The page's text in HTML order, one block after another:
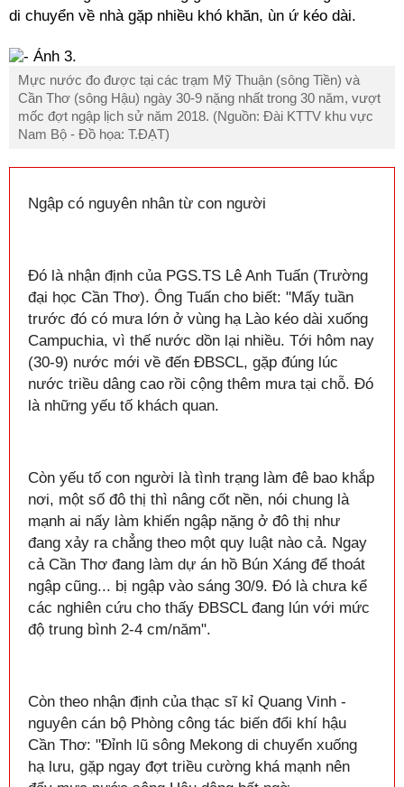
di chuyển về nhà gặp nhiều khó khăn, ùn ứ kéo dài.
Mực nước đo được tại các trạm Mỹ Thuận (sông Tiền) và
Cần Thơ (sông Hậu) ngày 30-9 nặng nhất trong 30 năm, vượt
mốc đợt ngập lịch sử năm 2018. (Nguồn: Đài KTTV khu vực
Nam Bộ - Đồ họa: T.ĐẠT)
Ngập có nguyên nhân từ con người
Đó là nhận định của PGS.TS Lê Anh Tuấn (Trường
đại học Cần Thơ). Ông Tuấn cho biết: "Mấy tuần
trước đó có mưa lớn ở vùng hạ Lào kéo dài xuống
Campuchia, vì thế nước dồn lại nhiều. Tới hôm nay
(30-9) nước mới về đến ĐBSCL, gặp đúng lúc
nước triều dâng cao rồi cộng thêm mưa tại chỗ. Đó
là những yếu tố khách quan.
Còn yếu tố con người là tình trạng làm đê bao khắp
nơi, một số đô thị thì nâng cốt nền, nói chung là
mạnh ai nấy làm khiến ngập nặng ở đô thị như
đang xảy ra chẳng theo một quy luật nào cả. Ngay
cả Cần Thơ đang làm dự án hồ Bún Xáng để thoát
ngập cũng... bị ngập vào sáng 30/9. Đó là chưa kể
các nghiên cứu cho thấy ĐBSCL đang lún với mức
độ trung bình 2-4 cm/năm".
Còn theo nhận định của thạc sĩ kỉ Quang Vinh -
nguyên cán bộ Phòng công tác biến đổi khí hậu
Cần Thơ: "Đỉnh lũ sông Mekong di chuyển xuống
hạ lưu, gặp ngay đợt triều cường khá mạnh nên